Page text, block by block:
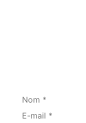
Nom *
E-mail *